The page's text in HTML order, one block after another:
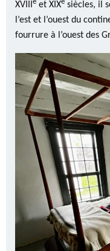
XVIII et XIX
siècles, il
l’est et l’ouest du
fourrure à l’ouest des